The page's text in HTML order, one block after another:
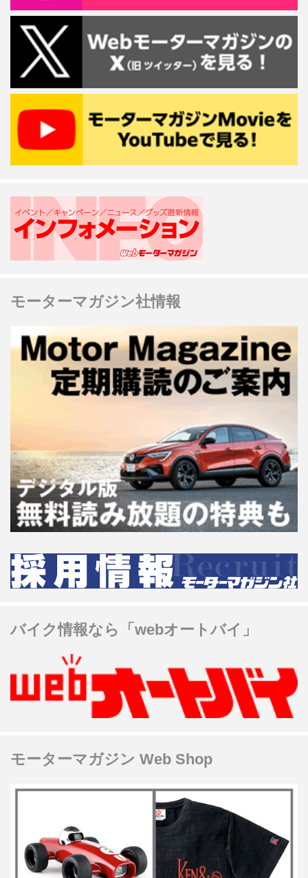
モーターマガジン社情報
バイク情報なら「webオートバイ」
モーターマガジン Web Shop